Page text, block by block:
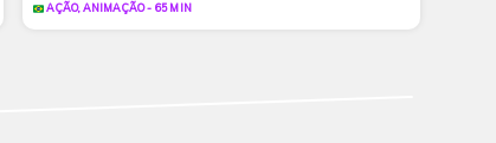
AÇÃO, ANIMAÇÃO - 65 MIN